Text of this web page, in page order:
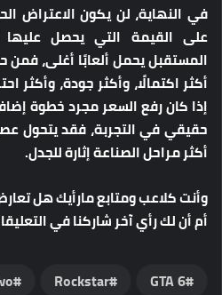
في النهاية، لن يكون الاعتراض
على القيمة التي يحصل عليها
المستقبل يحمل ألعابًا أغلى، فمن
أكثر اكتمالًا، وأكثر جودة، وأكثر
إذا كان رفع السعر مجرد خطوة
أكثر مراحل الصناعة إثارة للجدل.
وأنت كلاعب ومتابع مارأيك هل
أم أن لك رأي آخر شاركنا في
GTA 6